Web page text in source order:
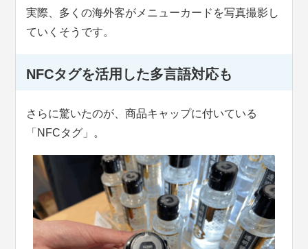
実際、多くの海外客がメニューカードを写真撮影し
ていくそうです。
NFCタグを活用した多言語対応も
さらに驚いたのが、商品キャップに付いている
「NFCタグ」。